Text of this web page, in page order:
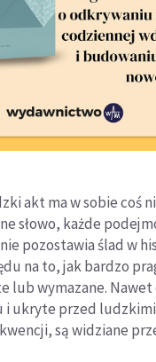
akt ma w sobie coś
słowo, każde
pozostawia ślad w
na to, jak bardzo
lub wymazane. Nawet
i ukryte przed
są widziane